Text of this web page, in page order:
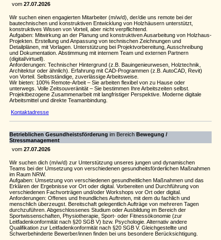
vom 27.07.2026
Wir suchen einen engagierten Mitarbeiter (m/w/d), der/die uns remote bei der
bautechnischen und konstruktiven Entwicklung von Holzhäusern unterstützt,
konstruktives Wissen von Vorteil, aber nicht verpflichtend.
Aufgaben: Mitwirkung an der Planung und konstruktiven Ausarbeitung von Holzhaus-
Projekten. Erstellung und Anpassung von technischen Zeichnungen und
Detailplänen, mit Vorlagen. Unterstützung bei Projektvorbereitung, Ausschreibung
und Dokumentation. Abstimmung mit internem Team und externen Partnern
(digital/virtuell).
Anforderungen: Technischer Hintergrund (z.B. Bauingenieurwesen, Holztechnik,
Architektur oder ähnlich). Erfahrung mit CAD-Programmen (z.B. AutoCAD, Revit)
von Vorteil. Selbstständige, zuverlässige Arbeitsweise.
Wir bieten: 100% Remote-Arbeit – Sie arbeiten flexibel von zu Hause oder
unterwegs. Volle Zeitsouveränität – Sie bestimmen Ihre Arbeitszeiten selbst.
Projektbezogene Zusammenarbeit mit langfristiger Perspektive. Moderne digitale
Arbeitsmittel und direkte Teamanbindung.
Kontaktadresse
Betrieblichen Gesundheistsförderung im Bereich Bewegung /
Stressmanagement
vom 27.07.2026
Wir suchen dich (m/w/d) zur Unterstützung unseres jungen und dynamischen
Teams bei der Umsetzung von verschiedenen gesundheitsförderlichen Maßnahmen
im Raum NRW.
Aufgaben: Umsetzung von verschiedenen gesundheitlichen Maßnahmen und das
Erklären der Ergebnisse vor Ort oder digital. Vorbereiten und Durchführung von
verschiedenen Fachvorträgen und/oder Workshops vor Ort oder digital.
Anforderungen: Offenes und freundliches Auftreten, mit dem du fachlich und
menschlich überzeugst. Bereitschaft gelegentlich Aufträge von mehreren Tagen
durchzuführen. Abgeschlossenes Studium oder Ausbildung im Bereich der
Sportwissenschaften, Physiotherapie, Sport- oder Fitnessökonomie (zur
Leitfadenkonformität nach §20 SGB V) bzw. Psychologie. Alternativ andere
Qualifikation zur Leitfadenkonformität nach §20 SGB V. Gleichgestellte und
Schwerbehinderte Bewerber/innen finden bei uns besondere Berücksichtigung.